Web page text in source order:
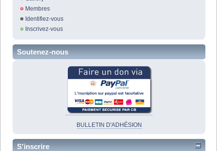
Membres
Identifiez-vous
Inscrivez-vous
Soutenez-nous
BULLETIN D'ADHÉSION
S'inscrire